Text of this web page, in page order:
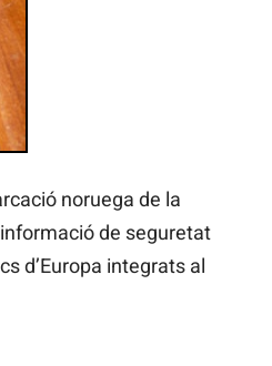
noruega de la
de seguretat
d’Europa integrats al